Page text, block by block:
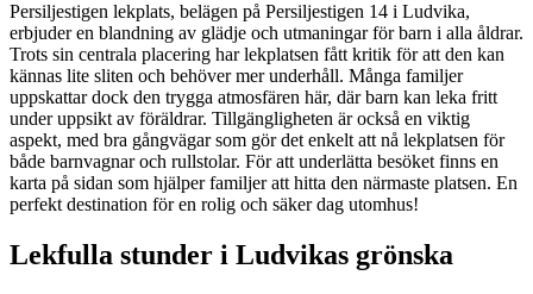
Persiljestigen lekplats, belägen på Persiljestigen 14 i Ludvika,
erbjuder en blandning av glädje och utmaningar för barn i alla åldrar.
Trots sin centrala placering har lekplatsen fått kritik för att den kan
kännas lite sliten och behöver mer underhåll. Många familjer
uppskattar dock den trygga atmosfären här, där barn kan leka fritt
under uppsikt av föräldrar. Tillgängligheten är också en viktig
aspekt, med bra gångvägar som gör det enkelt att nå lekplatsen för
både barnvagnar och rullstolar. För att underlätta besöket finns en
karta på sidan som hjälper familjer att hitta den närmaste platsen. En
perfekt destination för en rolig och säker dag utomhus!
Lekfulla stunder i Ludvikas grönska